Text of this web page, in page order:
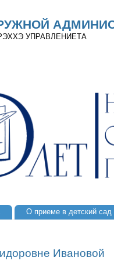
УПРАВЛЕНИЕТА
О приеме в детский сад
Ивановой